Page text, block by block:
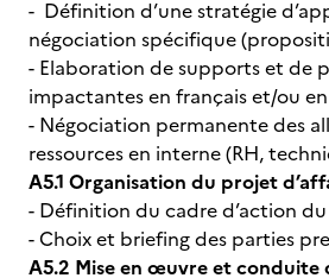
- Définition d’une stratégie
négociation spécifique
- Elaboration de supports et de
impactantes en français et/ou
- Négociation permanente des
ressources en interne (RH,
A5.1 Organisation du projet
- Définition du cadre d’action
- Choix et briefing des parties
A5.2 Mise en œuvre et conduite